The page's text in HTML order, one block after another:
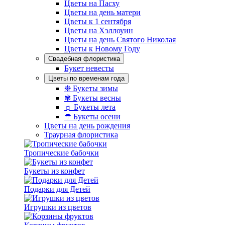
Цветы на Пасху
Цветы на день матери
Цветы к 1 сентября
Цветы на Хэллоуин
Цветы на день Святого Николая
Цветы к Новому Году
Свадебная флористика
Букет невесты
Цветы по временам года
❉ Букеты зимы
✾ Букеты весны
☼ Букеты лета
☂ Букеты осени
Цветы на день рождения
Траурная флористика
Тропические бабочки
Букеты из конфет
Подарки для Детей
Игрушки из цветов